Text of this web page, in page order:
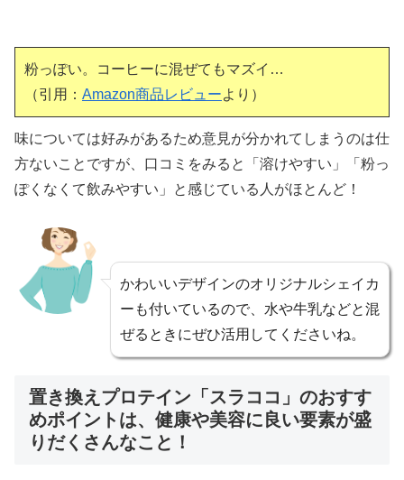
粉っぽい。コーヒーに混ぜてもマズイ…
（引用： Amazon商品レビューより）
味については好みがあるため意見が分かれてしまうのは仕
方ないことですが、口コミをみると「溶けやすい」「粉っ
ぽくなくて飲みやすい」と感じている人がほとんど！
かわいいデザインのオリジナルシェイカ
ーも付いているので、水や牛乳などと混
ぜるときにぜひ活用してくださいね。
置き換えプロテイン「スラココ」のおすす
めポイントは、健康や美容に良い要素が盛
りだくさんなこと！